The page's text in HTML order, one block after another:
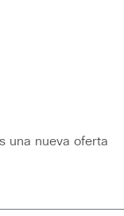
una nueva oferta